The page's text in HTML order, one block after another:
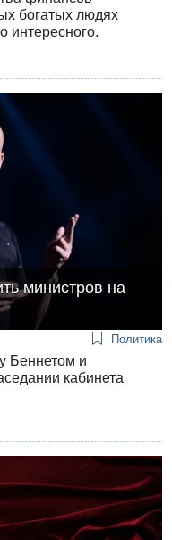
богатых людях
интересного.
министров на
Политика
Беннетом и
кабинета